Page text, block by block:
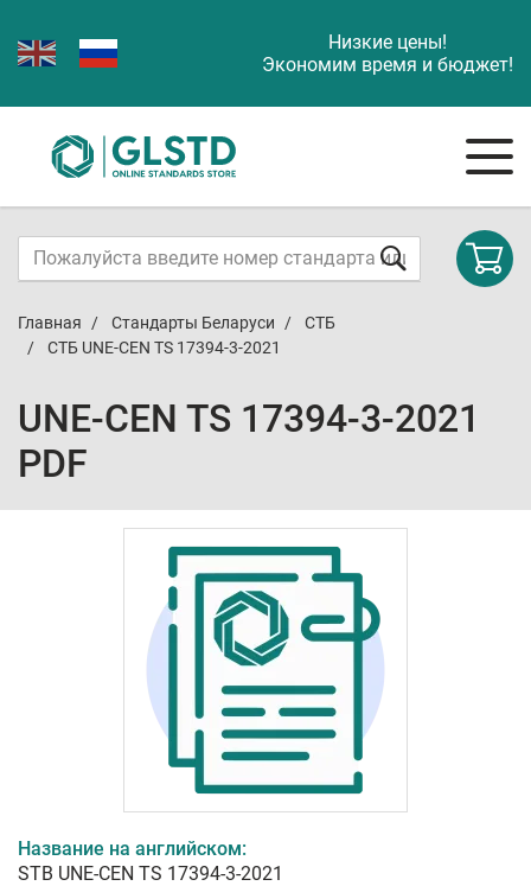
Низкие цены!
Экономим время и бюджет!
Главная Стандарты Беларуси
СТБ
СТБ UNE-CEN TS 17394-3-2021
UNE-CEN TS 17394-3-2021
PDF
Название на английском:
STB UNE-CEN TS 17394-3-2021